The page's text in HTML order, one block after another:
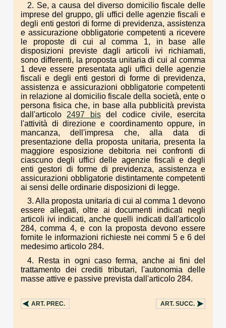
2. Se, a causa del diverso domicilio fiscale delle
imprese del gruppo, gli uffici delle agenzie fiscali e
degli enti gestori di forme di previdenza, assistenza
e assicurazione obbligatorie competenti a ricevere
le proposte di cui al comma 1, in base alle
disposizioni previste dagli articoli ivi richiamati,
sono differenti, la proposta unitaria di cui al comma
1 deve essere presentata agli uffici delle agenzie
fiscali e degli enti gestori di forme di previdenza,
assistenza e assicurazioni obbligatorie competenti
in relazione al domicilio fiscale della società, ente o
persona fisica che, in base alla pubblicità prevista
dall'articolo 2497 bisdel codice civile, esercita
l'attività di direzione e coordinamento oppure, in
mancanza, dell'impresa che, alla data di
presentazione della proposta unitaria, presenta la
maggiore esposizione debitoria nei confronti di
ciascuno degli uffici delle agenzie fiscali e degli
enti gestori di forme di previdenza, assistenza e
assicurazioni obbligatorie distintamente competenti
ai sensi delle ordinarie disposizioni di legge.
3. Alla proposta unitaria di cui al comma 1 devono
essere allegati, oltre ai documenti indicati negli
articoli ivi indicati, anche quelli indicati dall'articolo
284, comma 4, e con la proposta devono essere
fornite le informazioni richieste nei commi 5 e 6 del
medesimo articolo 284.
4. Resta in ogni caso ferma, anche ai fini del
trattamento dei crediti tributari, l'autonomia delle
masse attive e passive prevista dall'articolo 284.
ART. PREC. ART. SUCC.